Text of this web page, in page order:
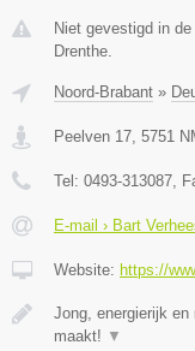
Niet gevestigd in
Drenthe.
Noord-Brabant »
Peelven 17 5751
Tel: 0493-313087 ,
E-mail › Bart
Website: https://
Jong, energierijk
maakt! ▼